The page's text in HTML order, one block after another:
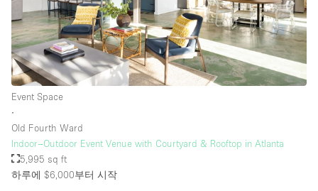
Event Space
∙
Old Fourth Ward
Indoor–Outdoor Event Venue with Courtyard & Rooftop in Atlanta
5,995 sq ft
하루에 $6,000부터 시작